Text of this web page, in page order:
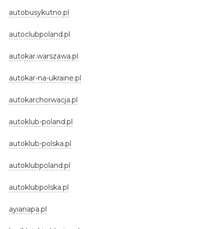
autobusykutno.pl
autoclubpoland.pl
autokar.warszawa.pl
autokar-na-ukraine.pl
autokarchorwacja.pl
autoklub-poland.pl
autoklub-polska.pl
autoklubpoland.pl
autoklubpolska.pl
ayianapa.pl